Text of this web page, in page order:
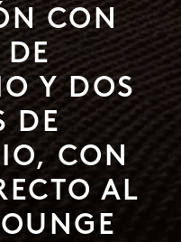
CON
DE
Y DOS
DE
CON
AL